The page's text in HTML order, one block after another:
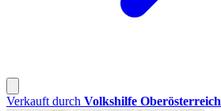
Verkauft durch Volkshilfe Oberösterreich